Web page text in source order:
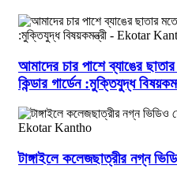
আমাদের চার পাশে ব্যাঙের
কিন্ডার গার্ডেন :মুক্তিযুদ্ধ
টাঙ্গাইলে কলেজছাত্রীর নগ্ন